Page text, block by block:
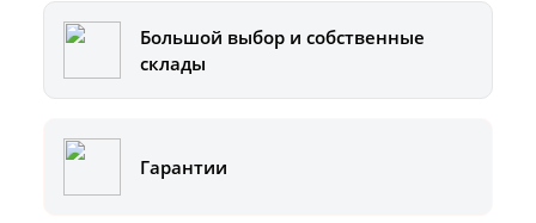
Большой выбор и собственные
склады
Гарантии